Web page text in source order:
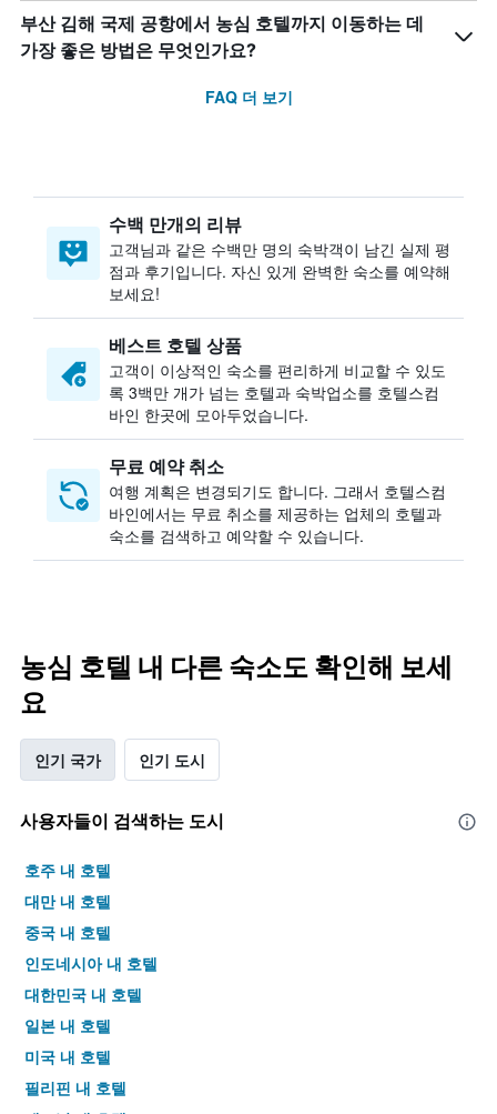
부산 김해 국제 공항에서 농심 호텔까지 이동하는 데
가장 좋은 방법은 무엇인가요?
FAQ 더 보기
수백 만개의 리뷰
고객님과 같은 수백만 명의 숙박객이 남긴 실제 평
점과 후기입니다. 자신 있게 완벽한 숙소를 예약해
보세요!
베스트 호텔 상품
고객이 이상적인 숙소를 편리하게 비교할 수 있도
록 3백만 개가 넘는 호텔과 숙박업소를 호텔스컴
바인 한곳에 모아두었습니다.
무료 예약 취소
여행 계획은 변경되기도 합니다. ​그래서 호텔스컴
바인에서는 무료 취소를 제공하는 업체의 호텔과
숙소를 검색하고 예약할 수 있습니다.
농심 호텔 내 다른 숙소도 확인해 보세
요
인기 국가 인기 도시
사용자들이 검색하는 도시
호주 내 호텔
대만 내 호텔
중국 내 호텔
인도네시아 내 호텔
대한민국 내 호텔
일본 내 호텔
미국 내 호텔
필리핀 내 호텔